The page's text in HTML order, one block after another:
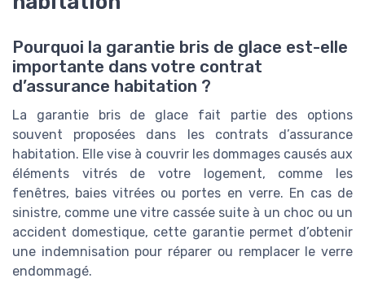
Pourquoi la garantie bris de glace est-elle
importante dans votre contrat
d’assurance habitation ?
La garantie bris de glace fait partie des options
souvent proposées dans les contrats d’assurance
habitation. Elle vise à couvrir les dommages causés aux
éléments vitrés de votre logement, comme les
fenêtres, baies vitrées ou portes en verre. En cas de
sinistre, comme une vitre cassée suite à un choc ou un
accident domestique, cette garantie permet d’obtenir
une indemnisation pour réparer ou remplacer le verre
endommagé.